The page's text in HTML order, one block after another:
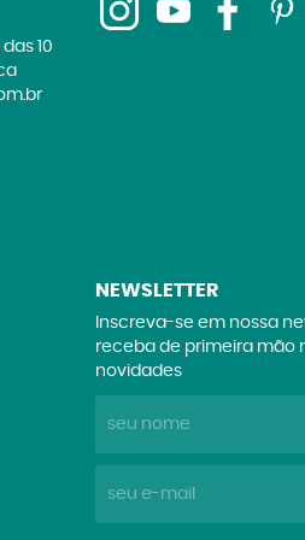
10
NEWSLETTER
Inscreva-se em nossa
receba de primeira mão
novidades